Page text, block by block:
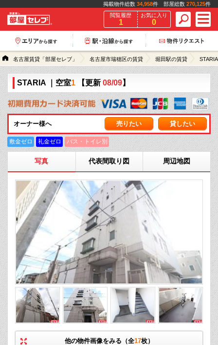
掲載物件総数 34,958件 部屋総数 270,125件
閲覧履歴
1
お気に入り
0
名古屋賃貸「部屋セレブ」 名古屋市瑞穂区の賃貸 堀田駅の賃貸 STARIA
STARIA ｜空室1 【更新 08/09】
オーナー様へ 売りたい 貸したい
敷金ゼロ 礼金ゼロ バス・トイレ別
写真 代表間取り図 周辺地図
他の物件画像をみる（全17枚）